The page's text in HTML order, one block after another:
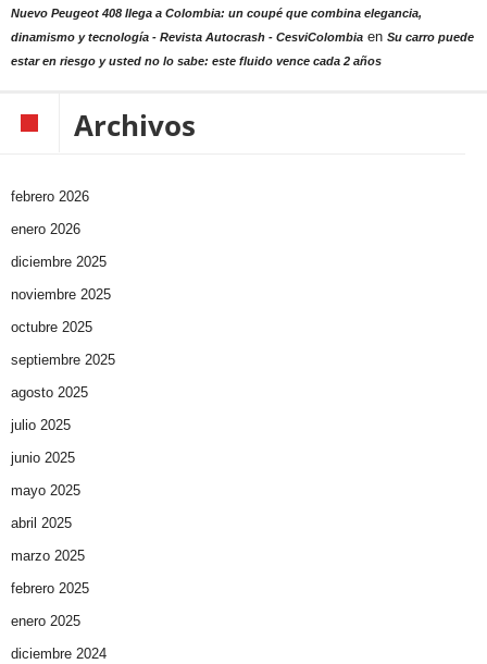
Nuevo Peugeot 408 llega a Colombia: un coupé que combina elegancia,
dinamismo y tecnología - Revista Autocrash - CesviColombia en Su carro puede
estar en riesgo y usted no lo sabe: este fluido vence cada 2 años
Archivos
febrero 2026
enero 2026
diciembre 2025
noviembre 2025
octubre 2025
septiembre 2025
agosto 2025
julio 2025
junio 2025
mayo 2025
abril 2025
marzo 2025
febrero 2025
enero 2025
diciembre 2024